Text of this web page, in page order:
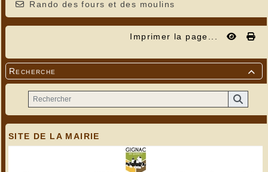
Rando des fours et des moulins
Imprimer la page...

Recherche
SITE DE LA MAIRIE